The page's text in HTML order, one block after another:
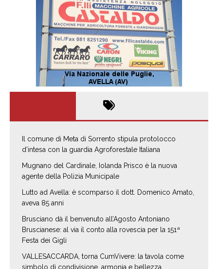
Il comune di Meta di Sorrento stipula protolocco
d’intesa con la guardia Agroforestale Italiana
Mugnano del Cardinale, Iolanda Prisco è la nuova
agente della Polizia Municipale
Lutto ad Avella: è scomparso il dott. Domenico Amato,
aveva 85 anni
Brusciano dà il benvenuto all’Agosto Antoniano
Bruscianese: al via il conto alla rovescia per la 151ª
Festa dei Gigli
VALLESACCARDA, torna CumVivere: la tavola come
simbolo di condivisione, armonia e bellezza.